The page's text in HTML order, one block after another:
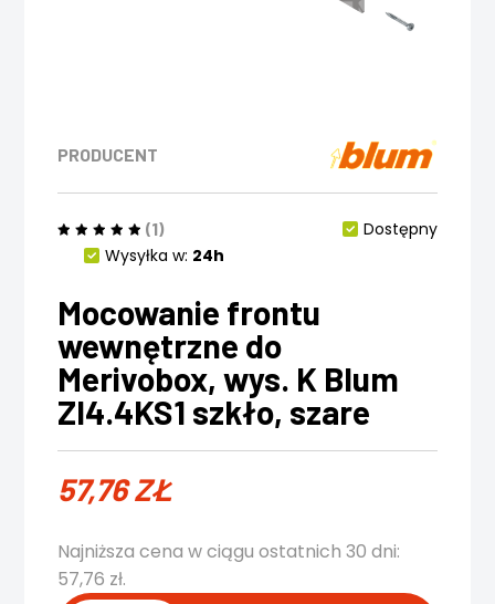
PRODUCENT
(1)
Dostępny
Wysyłka w: 24h
Mocowanie frontu
wewnętrzne do
Merivobox, wys. K Blum
ZI4.4KS1 szkło, szare
57,76ZŁ
Najniższa cena w ciągu ostatnich 30 dni:
57,76 zł.